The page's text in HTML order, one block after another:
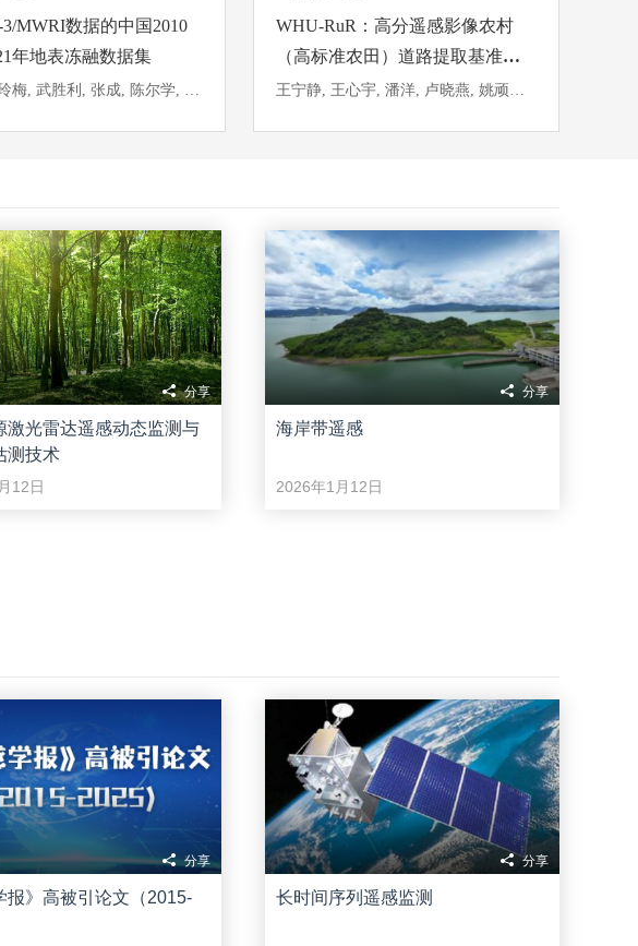
MWRI数据的中国2010
年地表冻融数据集
王健, 蒋玲梅, 武胜利, 张成, 陈尔学, 赵磊, 范亚雄, 孙凌, 张鹏
WHU-RuR：高分遥感影像农村
（高标准农田）道路提取基准数
据集
王宁静, 王心宇, 潘洋, 卢晓燕, 姚顽强, 钟燕飞, 龚健雅
分享
激光雷达遥感动态监测与
测技术
12日
分享
海岸带遥感
2026年1月12日
分享
报》高被引论文（2015-
分享
长时间序列遥感监测